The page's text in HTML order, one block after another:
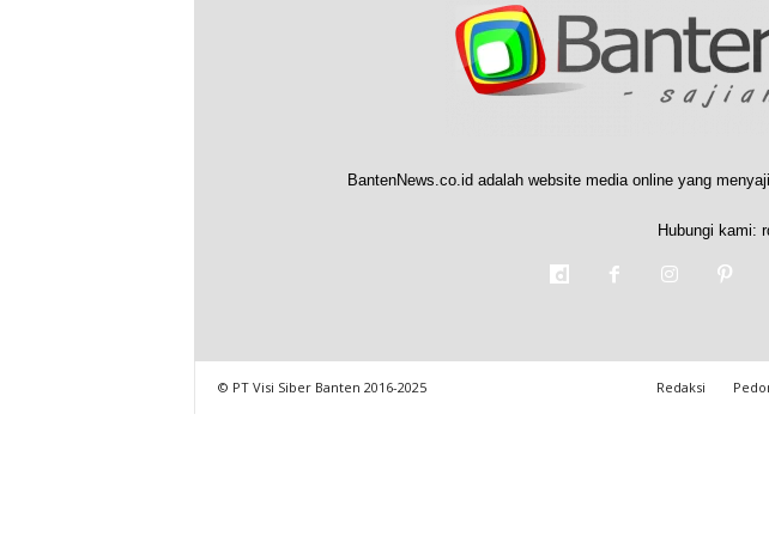
BantenNews.co.id adalah website media online yang
Hubungi kami:
Redaksi
© PT Visi Siber Banten 2016-2025